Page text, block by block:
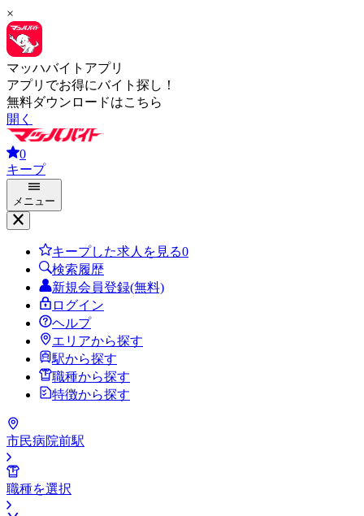
×
マッハバイトアプリ
アプリでお得にバイト探し！
無料ダウンロードはこちら
開く
0
キープ
メニュー
キープした求人を見る0
検索履歴
新規会員登録(無料)
ログイン
ヘルプ
エリアから探す
駅から探す
職種から探す
特徴から探す
市民病院前駅
職種を選択